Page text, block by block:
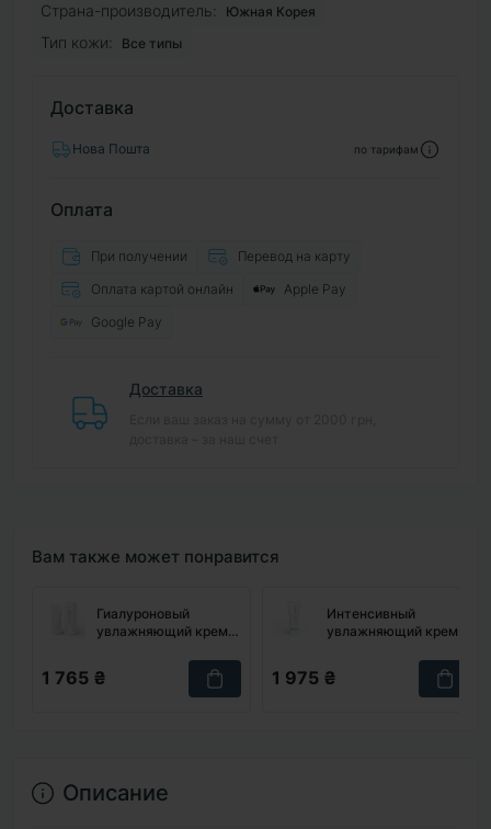
Страна-производитель: Южная Корея
Тип кожи: Все типы
Доставка
Нова Пошта по тарифам
Оплата
При получении
Перевод на карту
Оплата картой онлайн
Apple Pay
Google Pay
Доставка
Вам также может понравится
Гиалуроновый
увлажняющий крем
Hyaluron Cream, 50
мл
1 765 ₴
Интенсивный
увлажняющий крем
Moisturizing Hyaluron
Cream, 100 мл
1 975 ₴
Описание